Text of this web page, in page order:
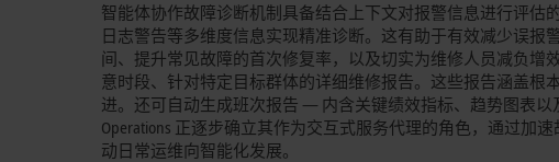
智能体协作故障诊断机制具备结合上下文对报警信息进行评
日志警告等多维度信息实现精准诊断。这有助于有效减少误
间、提升常见故障的首次修复率，以及切实为维修人员减负增
意时段、针对特定目标群体的详细维修报告。这些报告涵盖
进。还可自动生成班次报告 — 内含关键绩效指标、趋势图表以
Operations 正逐步确立其作为交互式服务代理的角色，通过加
动日常运维向智能化发展。